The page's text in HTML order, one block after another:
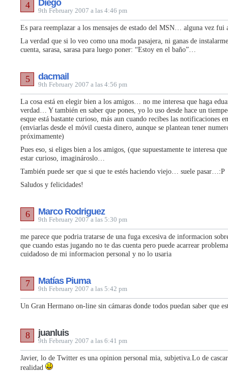
Diego
9th February 2007 a las 4:46 pm
4
Es para reemplazar a los mensajes de estado del MSN… alguna vez
La verdad que si lo veo como una moda pasajera, ni ganas de
cuenta, sarasa, sarasa para luego poner: “Estoy en el baño”…
dacmail
9th February 2007 a las 4:56 pm
5
La cosa está en elegir bien a los amigos… no me interesa que haga
verdad… Y también en saber que pones, yo lo uso desde hace un
esque está bastante curioso, más aun cuando recibes las notificaciones
(enviarlas desde el móvil cuesta dinero, aunque se plantean tener
próximamente)
Pues eso, si eliges bien a los amigos, (que supuestamente te interesa
estar curioso, imaginároslo…
También puede ser que si que te estés haciendo viejo… suele pasar…:P
Saludos y felicidades!
Marco Rodriguez
9th February 2007 a las 5:30 pm
6
me parece que podria tratarse de una fuga excesiva de informacion
que cuando estas jugando no te das cuenta pero puede acarrear
cuidadoso de mi informacion personal y no lo usaria
Matías Piuma
9th February 2007 a las 5:42 pm
7
Un Gran Hermano on-line sin cámaras donde todos puedan saber que
juanluis
9th February 2007 a las 6:41 pm
8
Javier, lo de Twitter es una opinion personal mia, subjetiva.Lo de
realidad